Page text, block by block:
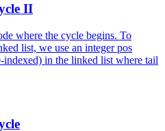
II
where the cycle begins. To
list, we use an integer pos
indexed) in the linked list where tail